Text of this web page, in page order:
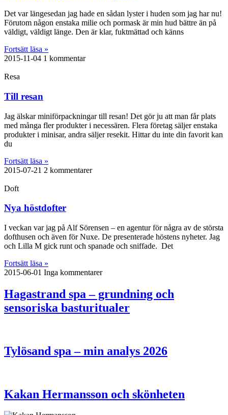
Det var längesedan jag hade en sådan lyster i huden som jag har nu!
Förutom någon enstaka milie och pormask är min hud bättre än på
väldigt, väldigt länge. Den är klar, fuktmättad och känns
Fortsätt läsa »
2015-11-04 1 kommentar
Resa
Till resan
Jag älskar miniförpackningar till resan! Det gör ju att man får plats
med många fler produkter i necessären. Flera företag säljer enstaka
produkter i minisar, andra säljer resekit. Hittar du inte din favorit kan
du
Fortsätt läsa »
2015-07-21 2 kommentarer
Doft
Nya höstdofter
I veckan var jag på Alf Sörensen – en agentur för några av de största
dofthusen och även för Nuxe. De presenterade höstens nyheter. Jag
och Lilla M gick runt och spanade och sniffade. Det
Fortsätt läsa »
2015-06-01 Inga kommentarer
Hagastrand spa – grundning och
sensoriska basturitualer
Tylösand spa – min analys 2026
Kakan Hermansson och skönheten